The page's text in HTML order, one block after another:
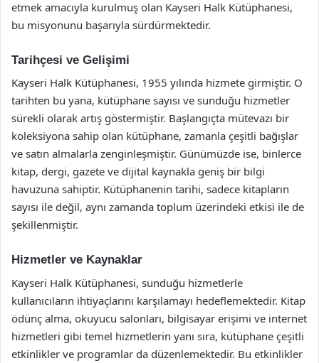
etmek amacıyla kurulmuş olan Kayseri Halk Kütüphanesi,
bu misyonunu başarıyla sürdürmektedir.
Tarihçesi ve Gelişimi
Kayseri Halk Kütüphanesi, 1955 yılında hizmete girmiştir. O
tarihten bu yana, kütüphane sayısı ve sunduğu hizmetler
sürekli olarak artış göstermiştir. Başlangıçta mütevazı bir
koleksiyona sahip olan kütüphane, zamanla çeşitli bağışlar
ve satın almalarla zenginleşmiştir. Günümüzde ise, binlerce
kitap, dergi, gazete ve dijital kaynakla geniş bir bilgi
havuzuna sahiptir. Kütüphanenin tarihi, sadece kitapların
sayısı ile değil, aynı zamanda toplum üzerindeki etkisi ile de
şekillenmiştir.
Hizmetler ve Kaynaklar
Kayseri Halk Kütüphanesi, sunduğu hizmetlerle
kullanıcıların ihtiyaçlarını karşılamayı hedeflemektedir. Kitap
ödünç alma, okuyucu salonları, bilgisayar erişimi ve internet
hizmetleri gibi temel hizmetlerin yanı sıra, kütüphane çeşitli
etkinlikler ve programlar da düzenlemektedir. Bu etkinlikler